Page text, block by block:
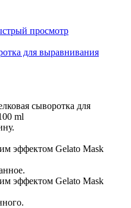
просмотр
для выравнивания
сыворотка для
ml
эффектом Gelato Mask
эффектом Gelato Mask